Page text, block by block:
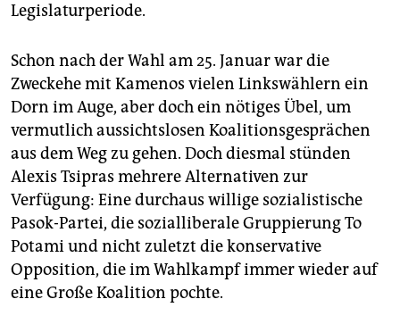
Legislaturperiode.
Schon nach der Wahl am 25. Januar war die
Zweckehe mit Kamenos vielen Linkswählern ein
Dorn im Auge, aber doch ein nötiges Übel, um
vermutlich aussichtslosen Koalitionsgesprächen
aus dem Weg zu gehen. Doch diesmal stünden
Alexis Tsipras mehrere Alternativen zur
Verfügung: Eine durchaus willige sozialistische
Pasok-Partei, die sozialliberale Gruppierung To
Potami und nicht zuletzt die konservative
Opposition, die im Wahlkampf immer wieder auf
eine Große Koalition pochte.